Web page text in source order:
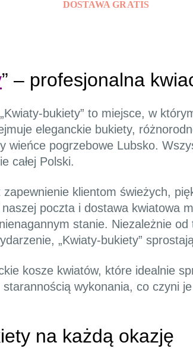
DOSTAWA GRATIS
” – profesjonalna
bukiety” to miejsce, w
eleganckie bukiety,
wieńce pogrzebowe Lubsko.
całej Polski.
klientom świeżych,
poczta i dostawa kwiatowa
stanie. Niezależnie
„Kwiaty-bukiety”
kosze kwiatów, które idealnie
wykonania, co czyni
na każdą okazję